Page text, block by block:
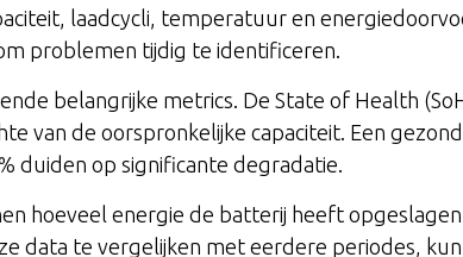
laadcycli, temperatuur en
problemen tijdig te identificeren.
belangrijke metrics. De State of Health
van de oorspronkelijke capaciteit. Een
duiden op significante degradatie.
hoeveel energie de batterij heeft
data te vergelijken met eerdere periodes,